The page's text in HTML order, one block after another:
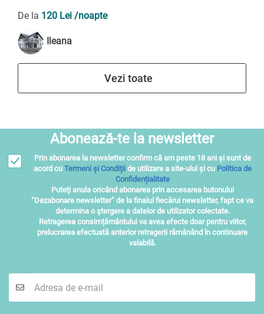
De la 120 Lei /noapte
Ileana
Vezi toate
Abonează-te la newsletter
Prin abonarea la newsletter confirm că am peste 18 ani și sunt de
acord cu Termeni și Condițiide utilizare a site-ului și cu Politica de
Confidențialitate
Puteţi anula oricând abonarea prin accesarea butonului
“Dezabonare newsletter” de la finalul fiecărui newsletter, fapt ce va
determina o ştergere a datelor de utilizator colectate.
Retragerea consimțământului va avea efecte doar pentru viitor,
prelucrarea efectuată anterior retragerii rămânând în continuare
valabilă.